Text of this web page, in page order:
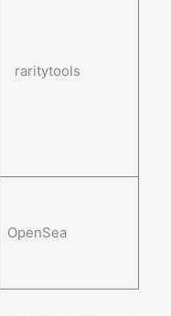
raritytools
OpenSea